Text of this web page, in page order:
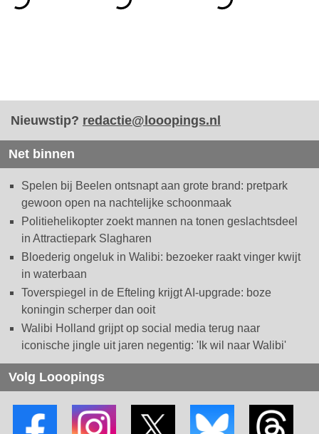
Nieuwstip? redactie@looopings.nl
Net binnen
Spelen bij Beelen ontsnapt aan grote brand: pretpark
gewoon open na nachtelijke schoonmaak
Politiehelikopter zoekt mannen na tonen geslachtsdeel
in Attractiepark Slagharen
Bloederig ongeluk in Walibi: bezoeker raakt vinger kwijt
in waterbaan
Toverspiegel in de Efteling krijgt AI-upgrade: boze
koningin scherper dan ooit
Walibi Holland grijpt op social media terug naar
iconische jingle uit jaren negentig: 'Ik wil naar Walibi'
Volg Looopings